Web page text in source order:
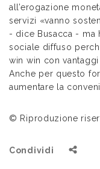
all’erogazione
servizi «vanno
- dice Busacca - ma
sociale diffuso
win win con
Anche per questo
aumentare la
© Riproduzione
Condividi